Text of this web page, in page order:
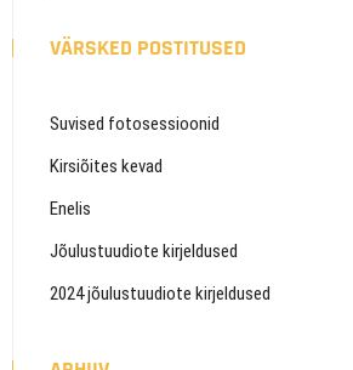
VÄRSKED POSTITUSED
Suvised fotosessioonid
Kirsiõites kevad
Enelis
Jõulustuudiote kirjeldused
2024 jõulustuudiote kirjeldused